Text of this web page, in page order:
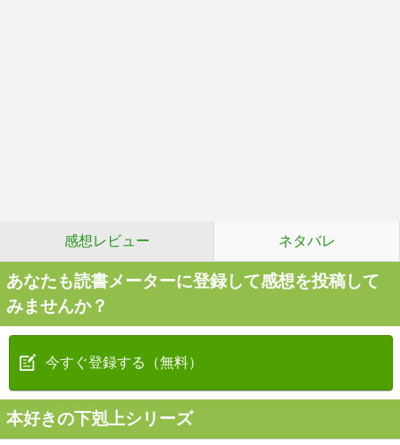
感想レビュー ネタバレ
あなたも読書メーターに登録して感想を投稿して
みませんか？
今すぐ登録する（無料）
本好きの下剋上シリーズ